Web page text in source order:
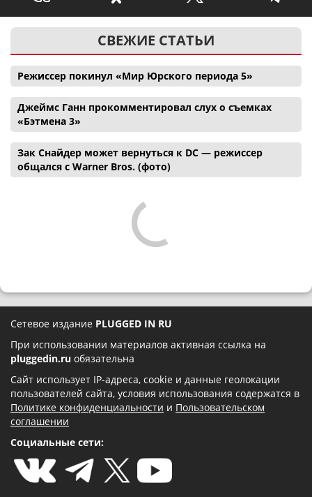
СВЕЖИЕ СТАТЬИ
Режиссер покинул «Мир Юрского периода 5»
Джеймс Ганн прокомментировал слух о съемках
«Бэтмена 3»
Зак Снайдер может вернуться к DC — режиссер
общался с Warner Bros. (фото)
Сетевое издание PLUGGED IN RU
При использовании материалов активная ссылка на
pluggedin.ru обязательна
Сайт использует IP-адреса, cookie и данные геолокации
пользователей сайта, условия использования содержатся в
Политике конфиденциальности и Пользовательском
соглашении
Социальные сети: